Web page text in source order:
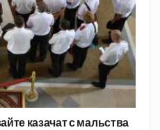
казачат с мальства